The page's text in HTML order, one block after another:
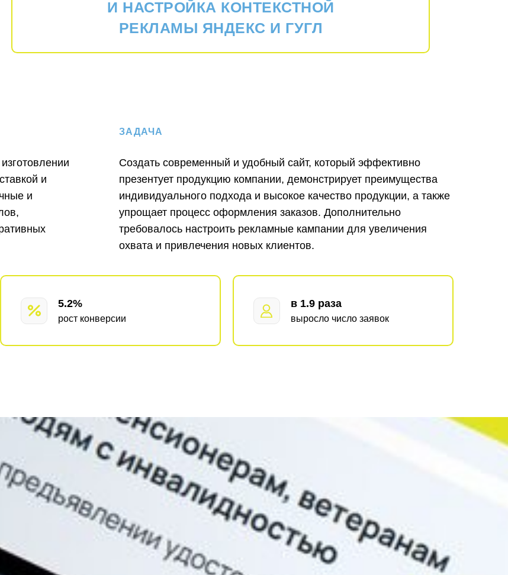
И НАСТРОЙКА КОНТЕКСТНОЙ
РЕКЛАМЫ ЯНДЕКС И ГУГЛ
и
и
Создать современный и удобный сайт, который эффективно
презентует продукцию компании, демонстрирует преимущества
индивидуального подхода и высокое качество продукции, а также
упрощает процесс оформления заказов. Дополнительно
требовалось настроить рекламные кампании для увеличения
охвата и привлечения новых клиентов.
ЗАДАЧА
5.2%
рост конверсии
в 1.9 раза
выросло число заявок